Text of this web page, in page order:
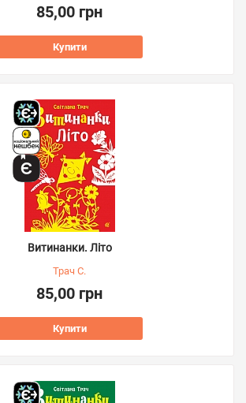
85,00 грн
Купити
Витинанки. Літо
Трач С.
85,00 грн
Купити